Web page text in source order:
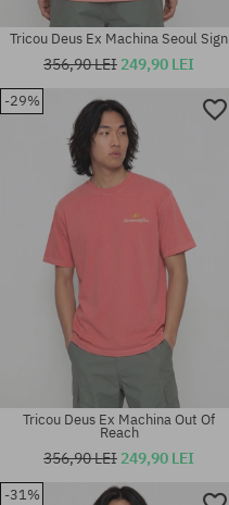
Mărimi existente:
Tricou Deus Ex Machina Seoul Sign
356,90 LEI 249,90 LEI
-29%
Tricou Deus Ex Machina Out Of
Reach
356,90 LEI 249,90 LEI
-31%